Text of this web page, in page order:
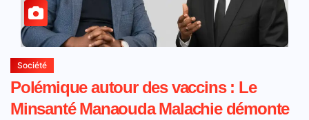
Société
Polémique autour des vaccins : Le
Minsanté Manaouda Malachie démonte